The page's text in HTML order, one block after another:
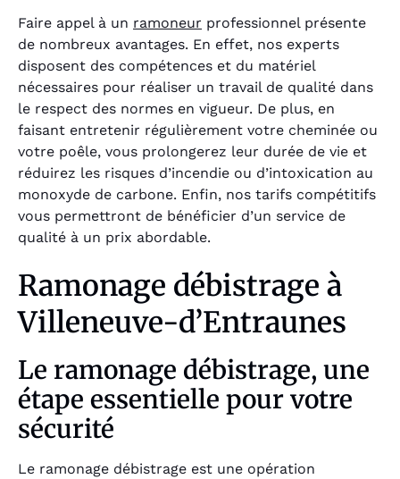
Faire appel à un ramoneur professionnel présente
de nombreux avantages. En effet, nos experts
disposent des compétences et du matériel
nécessaires pour réaliser un travail de qualité dans
le respect des normes en vigueur. De plus, en
faisant entretenir régulièrement votre cheminée ou
votre poêle, vous prolongerez leur durée de vie et
réduirez les risques d’incendie ou d’intoxication au
monoxyde de carbone. Enfin, nos tarifs compétitifs
vous permettront de bénéficier d’un service de
qualité à un prix abordable.
Ramonage débistrage à
Villeneuve-d’Entraunes
Le ramonage débistrage, une
étape essentielle pour votre
sécurité
Le ramonage débistrage est une opération